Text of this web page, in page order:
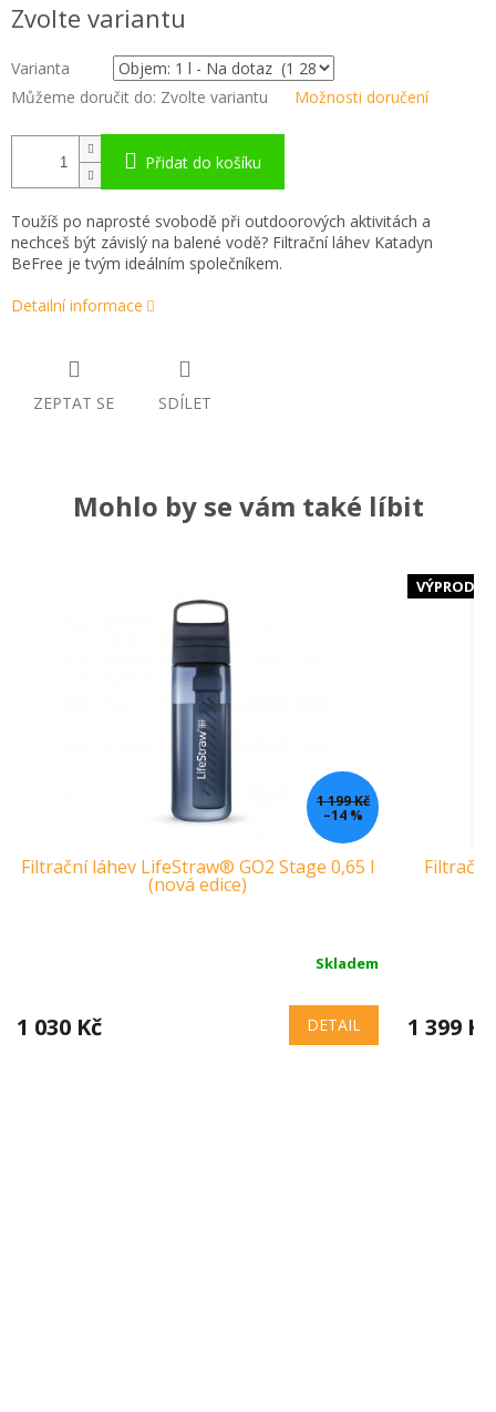
cena:
Zvolte variantu
Varianta
Můžeme doručit do: Zvolte variantu Možnosti doručení
Přidat do košíku
Toužíš po naprosté svobodě při outdoorových aktivitách a
nechceš být závislý na balené vodě? Filtrační láhev Katadyn
BeFree je tvým ideálním společníkem.
Detailní informace
ZEPTAT SE SDÍLET
Mohlo by se vám také líbit
1 199 Kč
–14 %
Filtrační láhev LifeStraw® GO2 Stage 0,65 l
(nová edice)
Skladem
1 030 Kč DETAIL
VÝPRODEJ
Filtrační
1 399 Kč